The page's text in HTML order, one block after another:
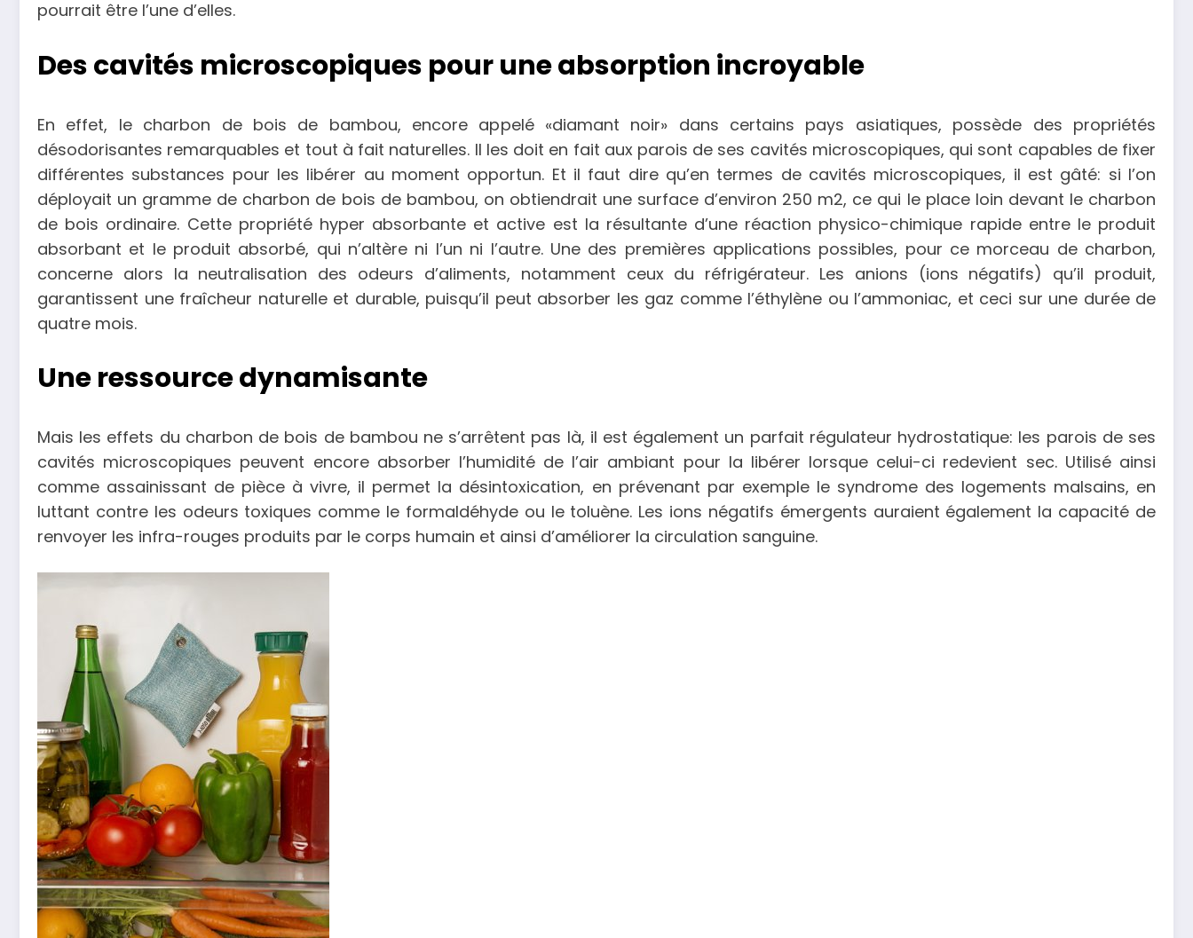
pourrait être l’une d’elles.
Des cavités microscopiques pour une absorption incroyable
En effet, le charbon de bois de bambou, encore appelé «diamant noir» dans certains pays asiatiques, possède des propriétés
désodorisantes remarquables et tout à fait naturelles. Il les doit en fait aux parois de ses cavités microscopiques, qui sont capables de fixer
différentes substances pour les libérer au moment opportun. Et il faut dire qu’en termes de cavités microscopiques, il est gâté: si l’on
déployait un gramme de charbon de bois de bambou, on obtiendrait une surface d’environ 250 m2, ce qui le place loin devant le charbon
de bois ordinaire. Cette propriété hyper absorbante et active est la résultante d’une réaction physico-chimique rapide entre le produit
absorbant et le produit absorbé, qui n’altère ni l’un ni l’autre. Une des premières applications possibles, pour ce morceau de charbon,
concerne alors la neutralisation des odeurs d’aliments, notamment ceux du réfrigérateur. Les anions (ions négatifs) qu’il produit,
garantissent une fraîcheur naturelle et durable, puisqu’il peut absorber les gaz comme l’éthylène ou l’ammoniac, et ceci sur une durée de
quatre mois.
Une ressource dynamisante
Mais les effets du charbon de bois de bambou ne s’arrêtent pas là, il est également un parfait régulateur hydrostatique: les parois de ses
cavités microscopiques peuvent encore absorber l’humidité de l’air ambiant pour la libérer lorsque celui-ci redevient sec. Utilisé ainsi
comme assainissant de pièce à vivre, il permet la désintoxication, en prévenant par exemple le syndrome des logements malsains, en
luttant contre les odeurs toxiques comme le formaldéhyde ou le toluène. Les ions négatifs émergents auraient également la capacité de
renvoyer les infra-rouges produits par le corps humain et ainsi d’améliorer la circulation sanguine.